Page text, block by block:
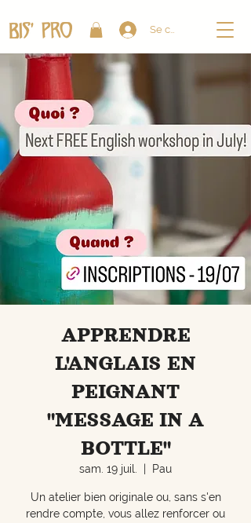
Se connecter
APPRENDRE
L'ANGLAIS EN
PEIGNANT
"MESSAGE IN A
BOTTLE"
sam. 19 juil. Pau
Un atelier bien originale ou, sans s'en
rendre compte, vous allez renforcer ou